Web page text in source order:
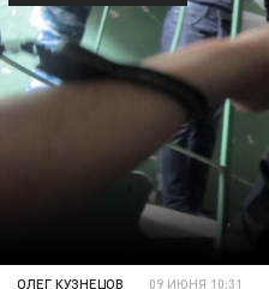
ОЛЕГ КУЗНЕЦОВ 09 ИЮНЯ 10:31